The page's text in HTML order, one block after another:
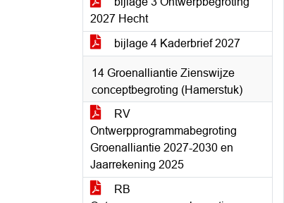
2027 Hecht
bijlage 4 Kaderbrief 2027
14 Groenalliantie Zienswijze
conceptbegroting (Hamerstuk)
RV
Ontwerpprogrammabegroting
Groenalliantie 2027-2030 en
Jaarrekening 2025
RB